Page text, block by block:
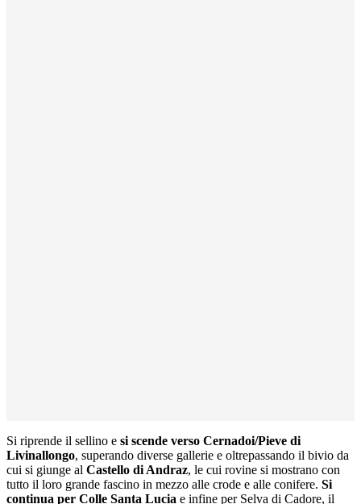
Si riprende il sellino e si scende verso Cernadoi/Pieve di
Livinallongo, superando diverse gallerie e oltrepassando il bivio da
cui si giunge al Castello di Andraz, le cui rovine si mostrano con
tutto il loro grande fascino in mezzo alle crode e alle conifere. Si
continua per Colle Santa Lucia e infine per Selva di Cadore, il